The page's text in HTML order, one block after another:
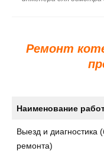
Ремонт
Наименование
Выезд и диагностика
ремонта)